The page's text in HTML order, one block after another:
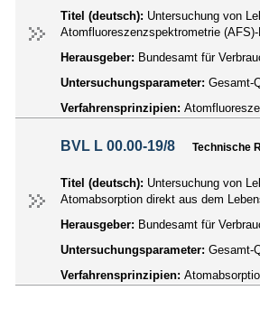
Titel (deutsch): Untersuchung von
Atomfluoreszenzspektrometrie
Herausgeber: Bundesamt für
Untersuchungsparameter: Gesamt-
Verfahrensprinzipien:
BVL L 00.00-19/8 Technische
Titel (deutsch): Untersuchung von
Atomabsorption direkt aus dem
Herausgeber: Bundesamt für
Untersuchungsparameter: Gesamt-
Verfahrensprinzipien: